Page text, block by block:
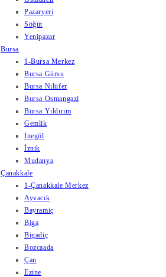
Pazaryeri
Söğüt
Yenipazar
Bursa
1-Bursa Merkez
Bursa Gürsu
Bursa Nilüfer
Bursa Osmangazi
Bursa Yıldırım
Gemlik
İnegöl
İznik
Mudanya
Çanakkale
1-Çanakkale Merkez
Ayvacık
Bayramiç
Biga
Bigadiç
Bozcaada
Çan
Ezine